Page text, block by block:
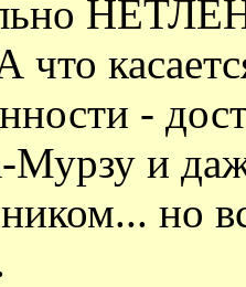
что
-
и
но